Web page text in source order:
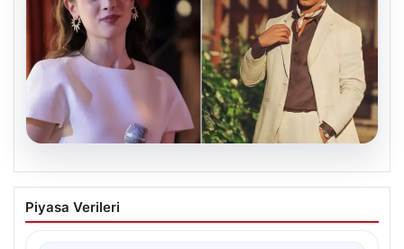
05.08.2026
‘Yeraltı’ dizisinde şok olay! Babası suç
duyurusunda bulundu: ‘Kızımla reşit
Piyasa Verileri